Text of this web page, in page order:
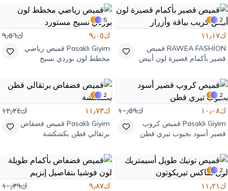
2
ك١١٫١٧
RAWEA FASHİON قميص
قصير بأكمام قصيرة لون أبيض
5
ك٩٫٠٥ ك٩٫٥٦
Pasaklı Giyim قميص رياضي
مخطط لون بوردي نسيج
2
ك١٠٫٠٨ ك١٠٫٥٩
Pasaklı Giyim قميص كروپ
قصير أسود بجيوب تيري قطن
2
ك١١٫٧٣ ك١٢٫٢٤
Pasaklı Giyim قميص فضفاض
برتقالي قطن بكشكشة
2
ك١١٫٢١ ك٩٫٨٧ ك١٠٫٣٩